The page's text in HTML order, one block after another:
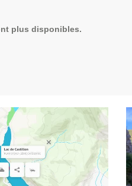
plus disponibles.
lac de barrage sur le
Verdon, la retenue de
s’étend depuis Saint-
les-Alpes, passant par
en-Verdon, pour se